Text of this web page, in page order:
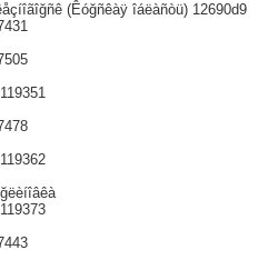
(Êóğñêàÿ îáëàñòü) 12690d9